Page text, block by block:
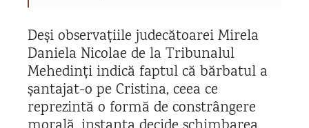
Deși observațiile judecătoarei Mirela
Daniela Nicolae de la Tribunalul
Mehedinți indică faptul că bărbatul a
șantajat-o pe Cristina, ceea ce
reprezintă o formă de constrângere